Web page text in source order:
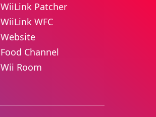
WiiLink Patcher
WiiLink WFC
Website
Food Channel
Wii Room